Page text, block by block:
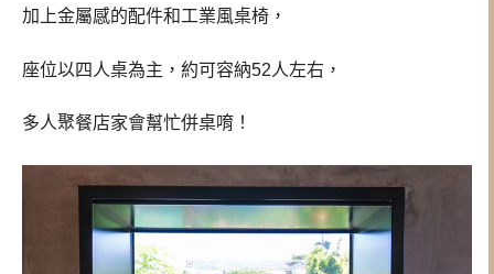
加上金屬感的配件和工業風桌椅，
座位以四人桌為主，約可容納52人左右，
多人聚餐店家會幫忙併桌唷！